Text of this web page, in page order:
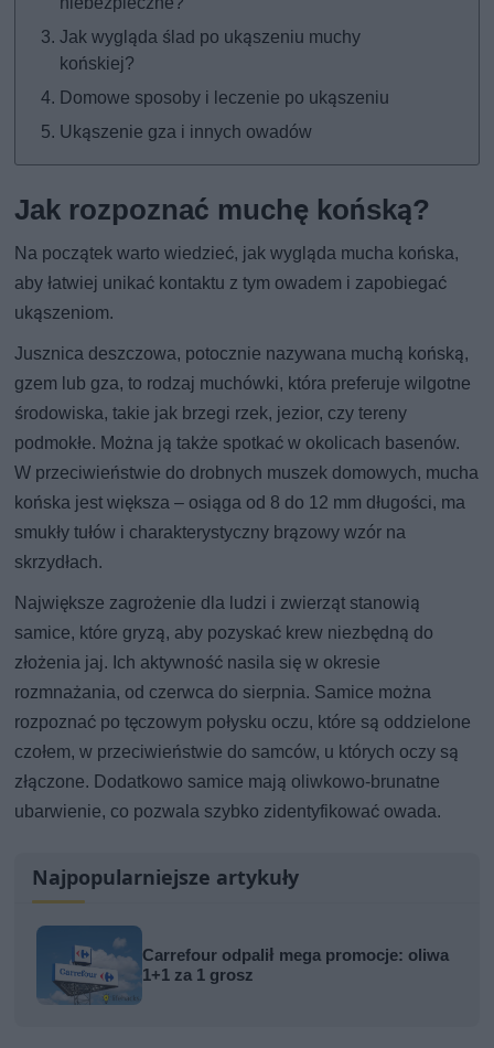
Jak wygląda ślad po ukąszeniu muchy
końskiej?
Domowe sposoby i leczenie po ukąszeniu
Ukąszenie gza i innych owadów
Jak rozpoznać muchę końską?
Na początek warto wiedzieć, jak wygląda mucha końska,
aby łatwiej unikać kontaktu z tym owadem i zapobiegać
ukąszeniom.
Jusznica deszczowa, potocznie nazywana muchą końską,
gzem lub gza, to rodzaj muchówki, która preferuje wilgotne
środowiska, takie jak brzegi rzek, jezior, czy tereny
podmokłe. Można ją także spotkać w okolicach basenów.
W przeciwieństwie do drobnych muszek domowych, mucha
końska jest większa – osiąga od 8 do 12 mm długości, ma
smukły tułów i charakterystyczny brązowy wzór na
skrzydłach.
Największe zagrożenie dla ludzi i zwierząt stanowią
samice, które gryzą, aby pozyskać krew niezbędną do
złożenia jaj. Ich aktywność nasila się w okresie
rozmnażania, od czerwca do sierpnia. Samice można
rozpoznać po tęczowym połysku oczu, które są oddzielone
czołem, w przeciwieństwie do samców, u których oczy są
złączone. Dodatkowo samice mają oliwkowo-brunatne
ubarwienie, co pozwala szybko zidentyfikować owada.
Najpopularniejsze artykuły
Carrefour odpalił mega promocje: oliwa
1+1 za 1 grosz